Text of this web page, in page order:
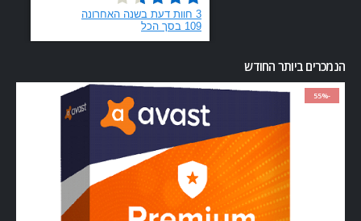
הנמכרים ביותר החודש
-55%